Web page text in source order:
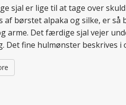
sjal er lige til at tage over
af børstet alpaka og silke, er
arme. Det færdige sjal vejer
Det fine hulmønster beskrives